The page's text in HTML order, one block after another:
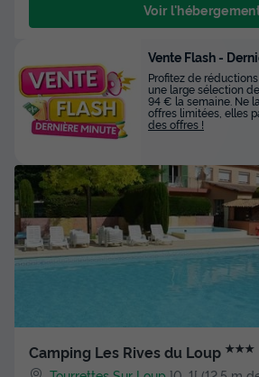
Voir
Camping Les Rives du Loup ★★★
Vente Flash -
Profitez de
une large sélection
94 € la semaine. Ne
offres limitées, elles
des offres !